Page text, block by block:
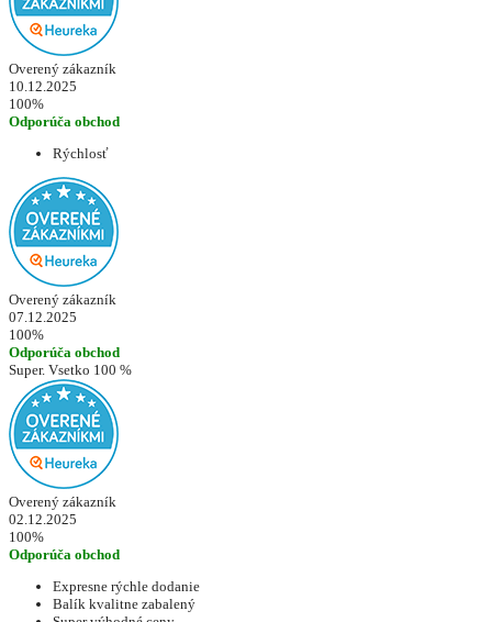
Overený zákazník
10.12.2025
100%
Odporúča obchod
Rýchlosť
Overený zákazník
07.12.2025
100%
Odporúča obchod
Super. Vsetko 100 %
Overený zákazník
02.12.2025
100%
Odporúča obchod
Expresne rýchle dodanie
Balík kvalitne zabalený